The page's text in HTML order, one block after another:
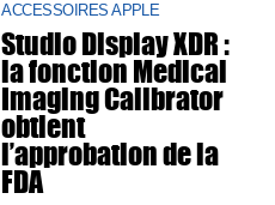
ACCESSOIRES APPLE
Studio Display XDR :
la fonction Medical
Imaging Calibrator
obtient
l’approbation de la
FDA